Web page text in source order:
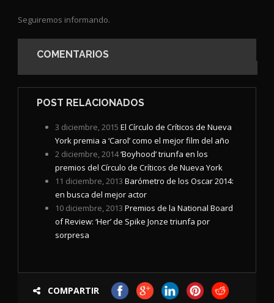
Seguiremos informando.
COMENTARIOS
POST RELACIONADOS
3 diciembre, 2015 El Círculo de Críticos de Nueva
York premia a ‘Carol’ como el mejor film del año
2 diciembre, 2014‘Boyhood’ triunfa en los
premios del Círculo de Críticos de Nueva York
11 diciembre, 2013 Barómetro de los Oscar 2014:
en busca del mejor actor
10 diciembre, 2013 Premios de la National Board
of Review: ‘Her’ de Spike Jonze triunfa por
sorpresa
COMPARTIR